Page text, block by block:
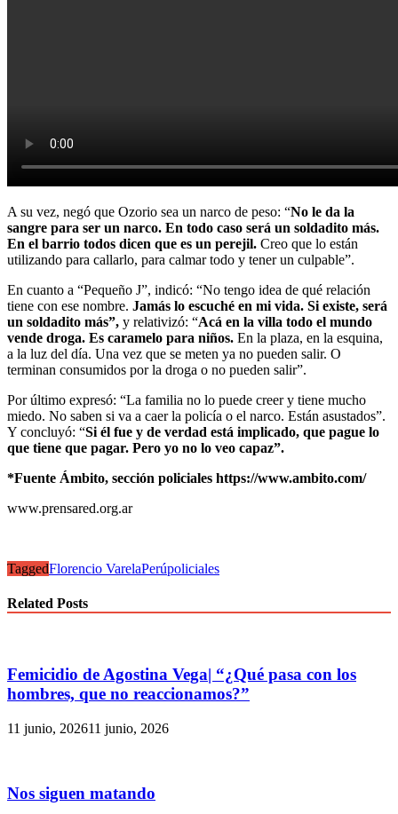
A su vez, negó que Ozorio sea un narco de peso: “No le da la
sangre para ser un narco. En todo caso será un soldadito más.
En el barrio todos dicen que es un perejil. Creo que lo están
utilizando para callarlo, para calmar todo y tener un culpable”.
En cuanto a “Pequeño J”, indicó: “No tengo idea de qué relación
tiene con ese nombre. Jamás lo escuché en mi vida. Si existe, será
un soldadito más”, y relativizó: “Acá en la villa todo el mundo
vende droga. Es caramelo para niños. En la plaza, en la esquina,
a la luz del día. Una vez que se meten ya no pueden salir. O
terminan consumidos por la droga o no pueden salir”.
Por último expresó: “La familia no lo puede creer y tiene mucho
miedo. No saben si va a caer la policía o el narco. Están asustados”.
Y concluyó: “Si él fue y de verdad está implicado, que pague lo
que tiene que pagar. Pero yo no lo veo capaz”.
*Fuente Ámbito, sección policiales https://www.ambito.com/
www.prensared.org.ar
TaggedFlorencio VarelaPerúpoliciales
Related Posts
Femicidio de Agostina Vega| “¿Qué pasa con los
hombres, que no reaccionamos?”
11 junio, 202611 junio, 2026
Nos siguen matando